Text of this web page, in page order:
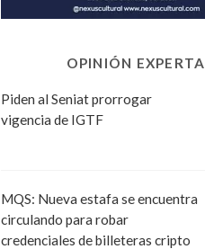
OPINIÓN EXPERTA
Piden al Seniat prorrogar
vigencia de IGTF
MQS: Nueva estafa se encuentra
circulando para robar
credenciales de billeteras cripto